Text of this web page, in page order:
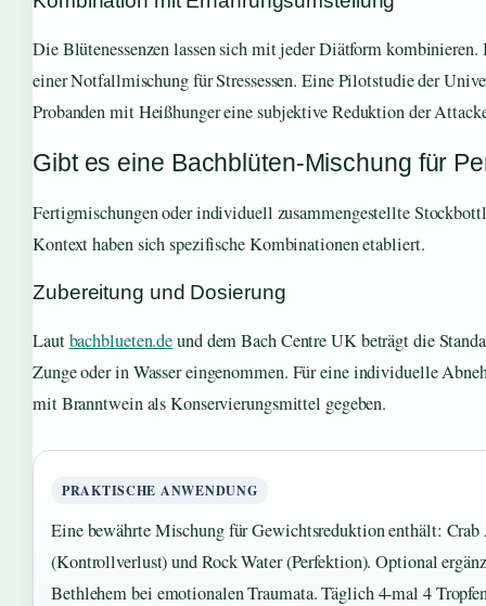
Die Blütenessenzen lassen sich mit jeder Diätform
einer Notfallmischung für Stressessen. Eine Pilotstudie der
Probanden mit Heißhunger eine subjektive Reduktion der
Gibt es eine Bachblüten-Mischung für
Fertigmischungen oder individuell zusammengestellte
Kontext haben sich spezifische Kombinationen etabliert.
Zubereitung und Dosierung
Lautbachblueten.deund dem Bach Centre UK beträgt die
Zunge oder in Wasser eingenommen. Für eine individuelle
mit Branntwein als Konservierungsmittel gegeben.
PRAKTISCHE ANWENDUNG
Eine bewährte Mischung für Gewichtsreduktion enthält:
(Kontrollverlust) und Rock Water (Perfektion). Optional
Bethlehem bei emotionalen Traumata. Täglich 4-mal 4